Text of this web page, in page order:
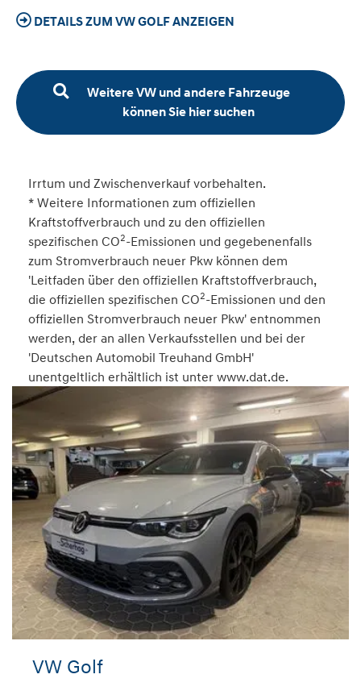
DETAILS ZUM VW GOLF ANZEIGEN
Weitere VW und andere Fahrzeuge
können Sie hier suchen
Irrtum und Zwischenverkauf vorbehalten.
* Weitere Informationen zum offiziellen
Kraftstoffverbrauch und zu den offiziellen
spezifischen CO2-Emissionen und gegebenenfalls
zum Stromverbrauch neuer Pkw können dem
'Leitfaden über den offiziellen Kraftstoffverbrauch,
die offiziellen spezifischen CO2-Emissionen und den
offiziellen Stromverbrauch neuer Pkw' entnommen
werden, der an allen Verkaufsstellen und bei der
'Deutschen Automobil Treuhand GmbH'
unentgeltlich erhältlich ist unter www.dat.de.
VW Golf